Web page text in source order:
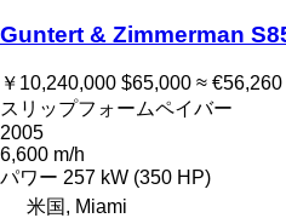
Guntert & Zimmerman
￥10,240,000 $65,000 ≈ €56,260
スリップフォームペイバー
2005
6,600 m/h
パワー 257 kW (350 HP)
米国, Miami